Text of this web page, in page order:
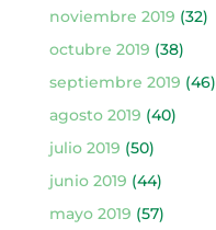
noviembre 2019 (32)
octubre 2019 (38)
septiembre 2019 (46)
agosto 2019 (40)
julio 2019 (50)
junio 2019 (44)
mayo 2019 (57)